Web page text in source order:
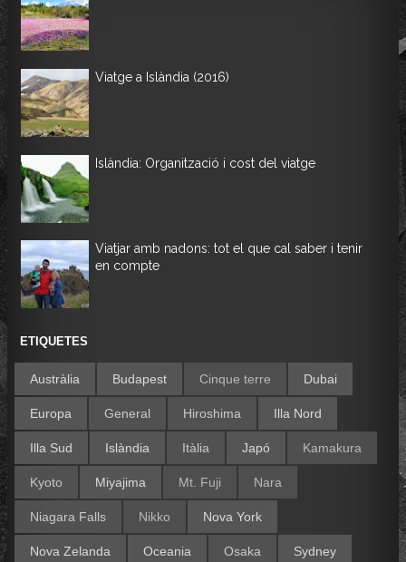
Viatge a Islàndia (2016)
Islàndia: Organització i cost del viatge
Viatjar amb nadons: tot el que cal saber i tenir
en compte
ETIQUETES
Austràlia Budapest Cinque terre Dubai
Europa General Hiroshima Illa Nord
Illa Sud Islàndia Itàlia Japó Kamakura
Kyoto Miyajima Mt. Fuji Nara
Niagara Falls Nikko Nova York
Nova Zelanda Oceania Osaka Sydney